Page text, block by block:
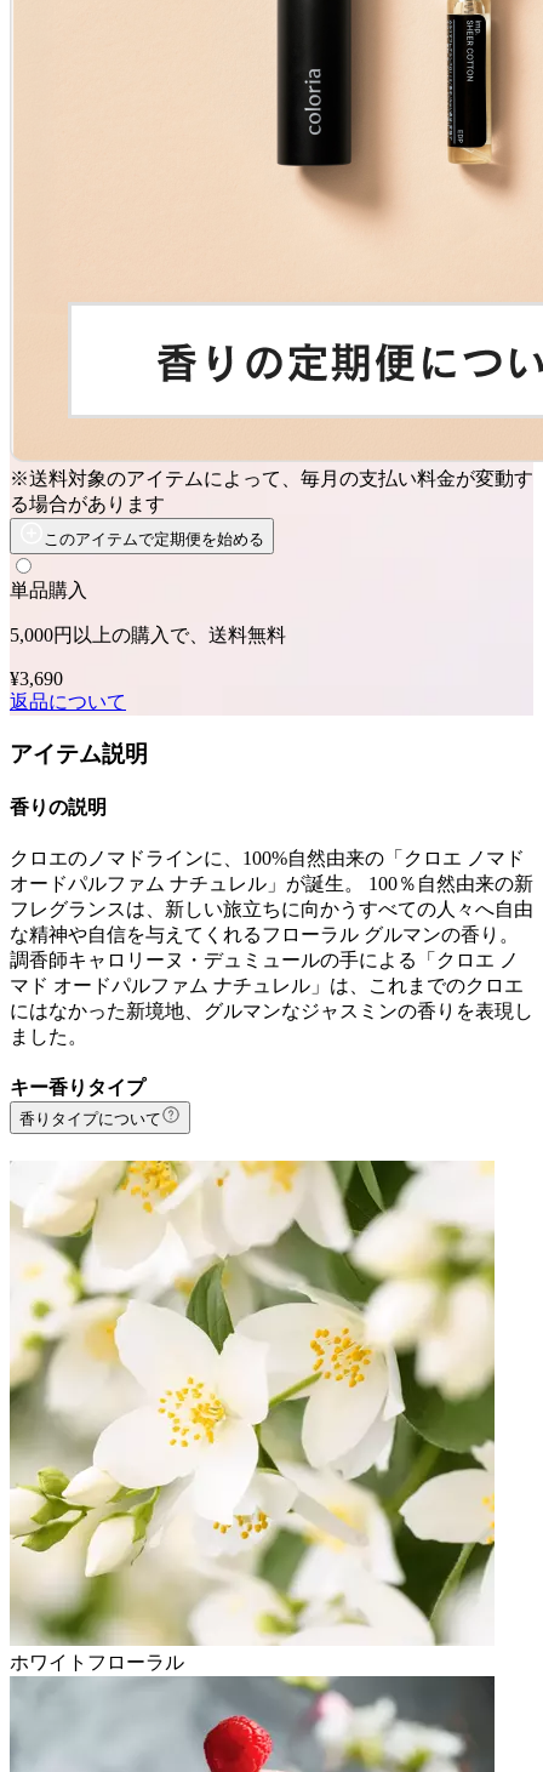
※送料対象のアイテムによって、毎月の支払い料金が変動す
る場合があります
このアイテムで定期便を始める
単品購入
5,000円以上の購入で、送料無料
¥3,690
返品について
アイテム説明
香りの説明
クロエのノマドラインに、100%自然由来の「クロエ ノマド
オードパルファム ナチュレル」が誕生。 100％自然由来の新
フレグランスは、新しい旅立ちに向かうすべての人々へ自由
な精神や自信を与えてくれるフローラル グルマンの香り。
調香師キャロリーヌ・デュミュールの手による「クロエ ノ
マド オードパルファム ナチュレル」は、これまでのクロエ
にはなかった新境地、グルマンなジャスミンの香りを表現し
ました。
キー香りタイプ
香りタイプについて
ホワイトフローラル